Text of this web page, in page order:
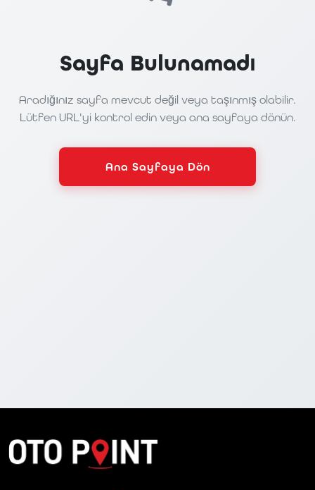
Sayfa Bulunamadı
Aradığınız sayfa mevcut değil veya taşınmış olabilir.
Lütfen URL'yi kontrol edin veya ana sayfaya dönün.
Ana Sayfaya Dön